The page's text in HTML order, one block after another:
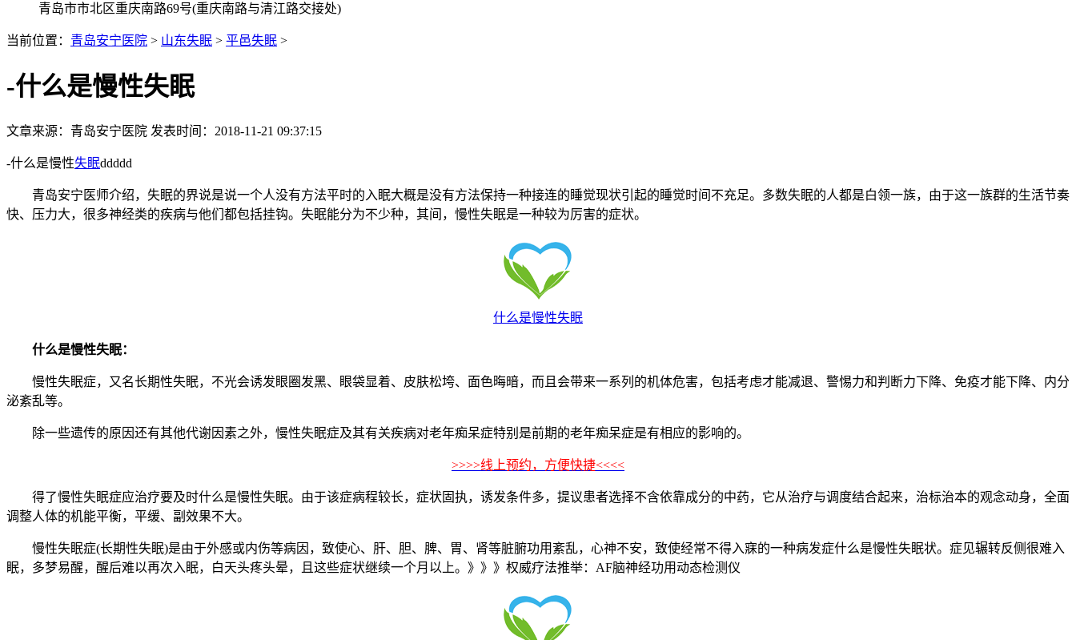
青岛市市北区重庆南路69号(重庆南路与清江路交接处)
当前位置： 青岛安宁医院 > 山东失眠 > 平邑失眠 >
-什么是慢性失眠
文章来源： 青岛安宁医院 发表时间：2018-11-21 09:37:15
-什么是慢性失眠ddddd
青岛安宁医师介绍，失眠的界说是说一个人没有方法平时的入眠大概是没有方法保持一种接连的睡觉现状引起的睡觉时间不充足。多数失眠的人都是白领一族，由于这一族群的生活节奏
快、压力大，很多神经类的疾病与他们都包括挂钩。失眠能分为不少种，其间，慢性失眠是一种较为厉害的症状。
什么是慢性失眠
什么是慢性失眠：
慢性失眠症，又名长期性失眠，不光会诱发眼圈发黑、眼袋显着、皮肤松垮、面色晦暗，而且会带来一系列的机体危害，包括考虑才能减退、警惕力和判断力下降、免疫才能下降、内分
泌紊乱等。
除一些遗传的原因还有其他代谢因素之外，慢性失眠症及其有关疾病对老年痴呆症特别是前期的老年痴呆症是有相应的影响的。
>>>>线上预约，方便快捷<<<<
得了慢性失眠症应治疗要及时什么是慢性失眠。由于该症病程较长，症状固执，诱发条件多，提议患者选择不含依靠成分的中药，它从治疗与调度结合起来，治标治本的观念动身，全面
调整人体的机能平衡，平缓、副效果不大。
慢性失眠症(长期性失眠)是由于外感或内伤等病因，致使心、肝、胆、脾、胃、肾等脏腑功用紊乱，心神不安，致使经常不得入寐的一种病发症什么是慢性失眠状。症见辗转反侧很难入
眠，多梦易醒，醒后难以再次入眠，白天头疼头晕，且这些症状继续一个月以上。》》》权威疗法推举：AF脑神经功用动态检测仪